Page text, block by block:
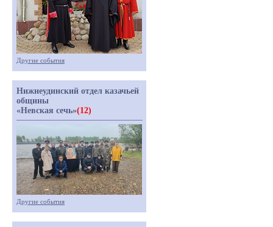
Другие события
Нижнеудинский отдел казачьей
общины
«Невская сечь»(12)
Другие события